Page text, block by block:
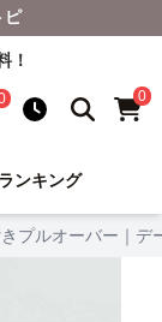
ピ
！
0
ンキング
プルオーバー｜デ